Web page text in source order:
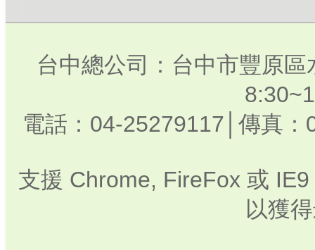
台中總公司：台中市豐原
電話：04-25279117│傳真
支援 Chrome, FireFox 或
以獲